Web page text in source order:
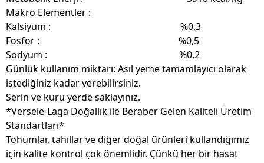
Makro Elementler :
Kalsiyum : %0,3
Fosfor : %0,5
Sodyum : %0,2
Günlük kullanım miktarı: Asıl yeme tamamlayıcı olarak
istediğiniz kadar verebilirsiniz.
Serin ve kuru yerde saklayınız.
*Versele-Laga Doğallık ile Beraber Gelen Kaliteli Üretim
Standartları*
Tohumlar, tahıllar ve diğer doğal ürünleri kullandığımız
için kalite kontrol çok önemlidir. Çünkü her bir hasat